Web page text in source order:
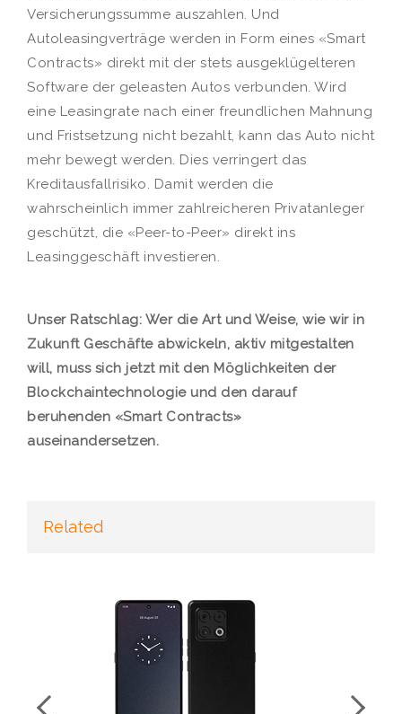
Versicherungssumme auszahlen. Und
Autoleasingverträge werden in Form eines «Smart
Contracts» direkt mit der stets ausgeklügelteren
Software der geleasten Autos verbunden. Wird
eine Leasingrate nach einer freundlichen Mahnung
und Fristsetzung nicht bezahlt, kann das Auto nicht
mehr bewegt werden. Dies verringert das
Kreditausfallrisiko. Damit werden die
wahrscheinlich immer zahlreicheren Privatanleger
geschützt, die «Peer-to-Peer» direkt ins
Leasinggeschäft investieren.
Unser Ratschlag: Wer die Art und Weise, wie wir in
Zukunft Geschäfte abwickeln, aktiv mitgestalten
will, muss sich jetzt mit den Möglichkeiten der
Blockchaintechnologie und den darauf
beruhenden «Smart Contracts»
auseinandersetzen.
Related